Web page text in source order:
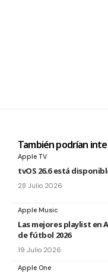
También podrían
Apple TV
tvOS 26.6 está
28 Julio 2026
Apple Music
Las mejores playlist en
de fútbol 2026
19 Julio 2026
Apple One